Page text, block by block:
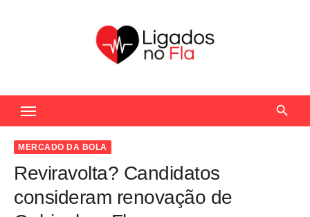
c
MERCADO DA BOLA
Reviravolta? Candidatos
consideram renovação de